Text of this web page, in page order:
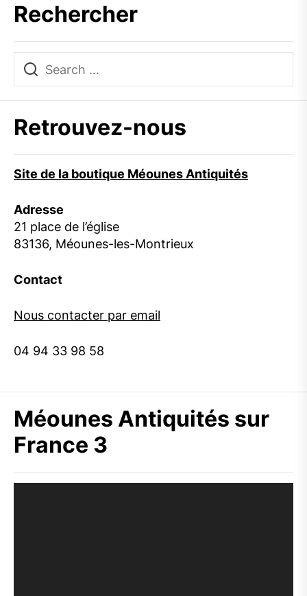
Rechercher
Retrouvez-nous
Site de la boutique Méounes Antiquités
Adresse
21 place de l’église
83136, Méounes-les-Montrieux
Contact
Nous contacter par email
04 94 33 98 58
Méounes Antiquités sur
France 3